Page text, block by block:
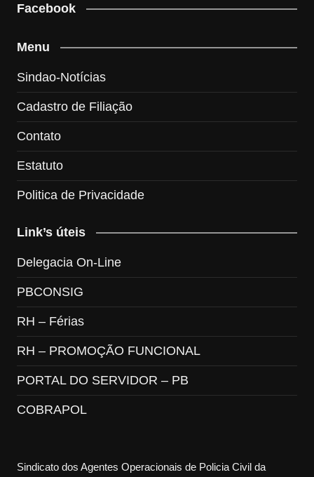
Facebook
Menu
Sindao-Notícias
Cadastro de Filiação
Contato
Estatuto
Politica de Privacidade
Link’s úteis
Delegacia On-Line
PBCONSIG
RH – Férias
RH – PROMOÇÃO FUNCIONAL
PORTAL DO SERVIDOR – PB
COBRAPOL
Sindicato dos Agentes Operacionais de Policia Civil da